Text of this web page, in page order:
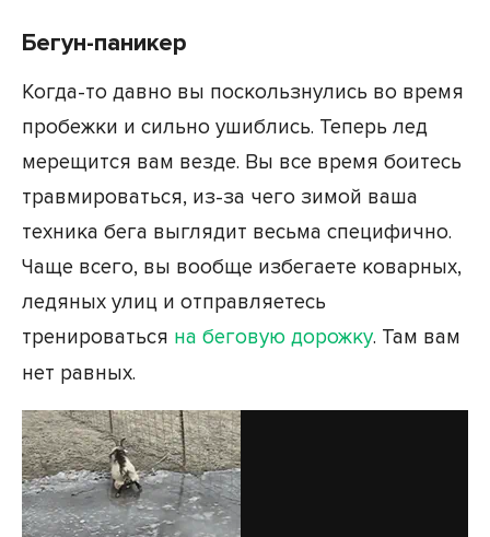
Бегун-паникер
Когда-то давно вы поскользнулись во время
пробежки и сильно ушиблись. Теперь лед
мерещится вам везде. Вы все время боитесь
травмироваться, из-за чего зимой ваша
техника бега выглядит весьма специфично.
Чаще всего, вы вообще избегаете коварных,
ледяных улиц и отправляетесь
тренироваться на беговую дорожку. Там вам
нет равных.